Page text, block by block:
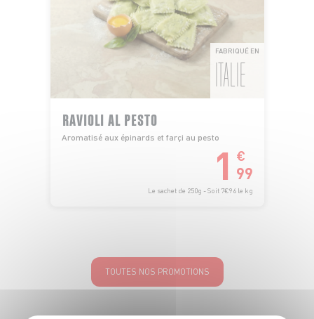
FABRIQUÉ EN
ITALIE
RAVIOLI AL PESTO
Aromatisé aux épinards et farçi au pesto
1 €
99
Le sachet de 250g - Soit 7€96 le kg
TOUTES NOS PROMOTIONS